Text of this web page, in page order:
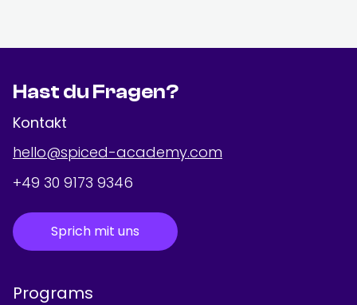
Hast du Fragen?
Kontakt
hello@spiced-academy.com
+49 30 9173 9346
Sprich mit uns
Programs